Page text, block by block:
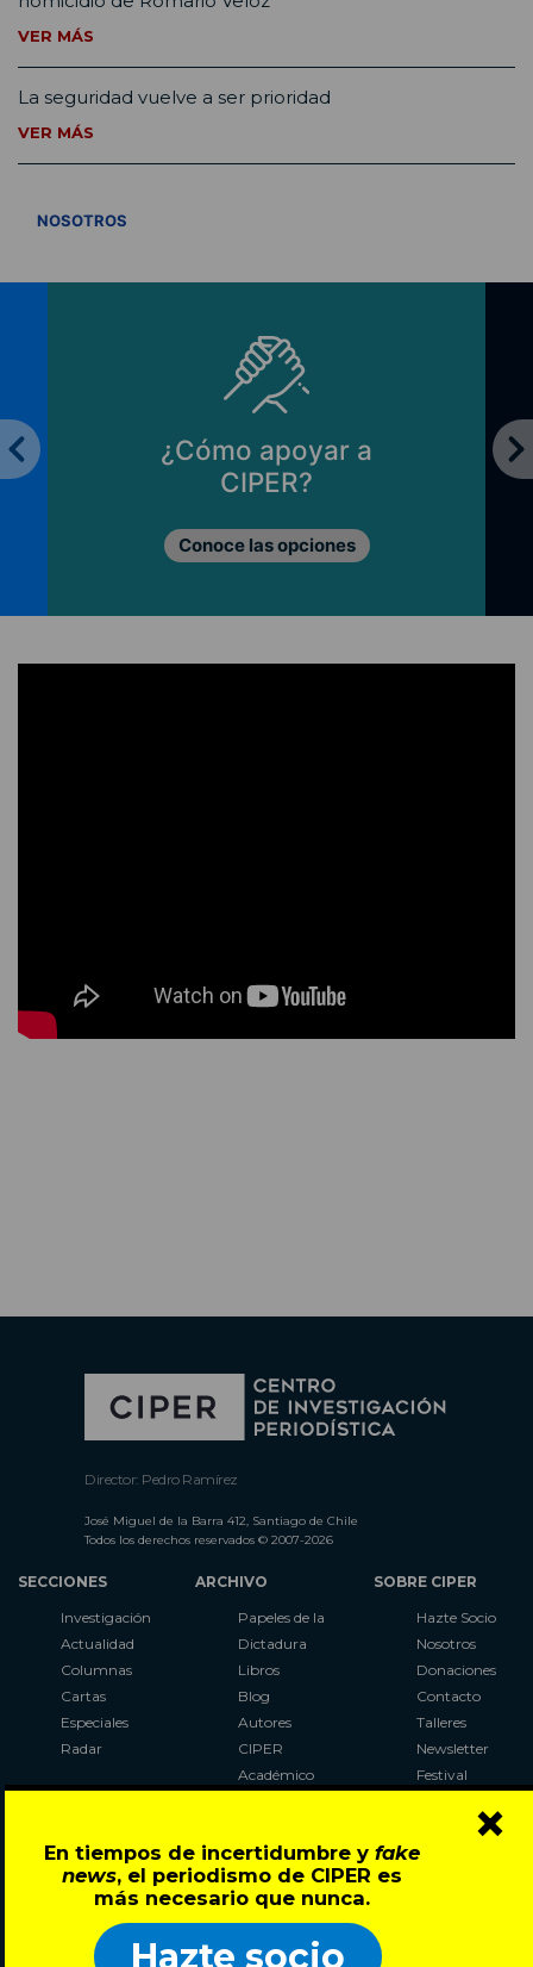
En tiempos de incertidumbre y fake
news, el periodismo de CIPER es
más necesario que nunca.
Hazte socio
×
VER MÁS
La seguridad vuelve a ser prioridad
VER MÁS
NOSOTROS
¿Cómo apoyar a
CIPER?
Conoce las opciones
Director: Pedro Ramírez
José Miguel de la Barra 412, Santiago de Chile
Todos los derechos reservados © 2007-2026
SECCIONES
Investigación
Actualidad
Columnas
Cartas
Especiales
Radar
ARCHIVO
Papeles de la
Dictadura
Libros
Blog
Autores
CIPER
Académico
Al Plebiscito
con CIPER
SOBRE CIPER
Hazte Socio
Nosotros
Donaciones
Contacto
Talleres
Newsletter
Festival